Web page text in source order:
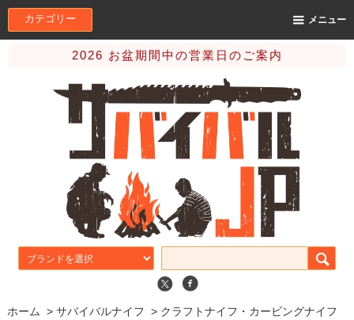
カテゴリー メニュー
2026 お盆期間中の営業日のご案内
ホーム > サバイバルナイフ > クラフトナイフ・カービングナイフ